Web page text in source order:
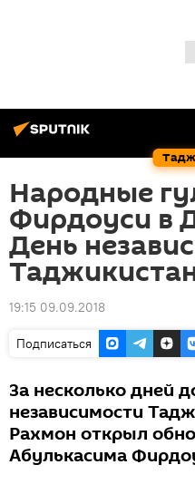
Народные
Фирдоуси в
День
19:15 09.09.2018
Подписаться
За несколько дней
независимости
Рахмон открыл
Абулькасима